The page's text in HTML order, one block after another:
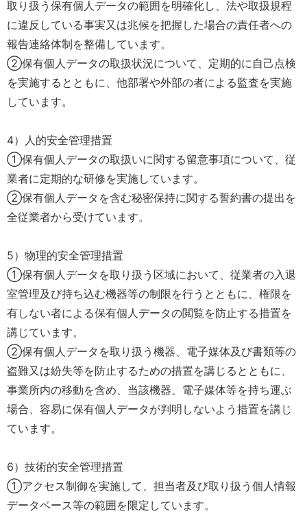
取り扱う保有個人データの範囲を明確化し、法や取扱規程
に違反している事実又は兆候を把握した場合の責任者への
報告連絡体制を整備しています。
②保有個人データの取扱状況について、定期的に自己点検
を実施するとともに、他部署や外部の者による監査を実施
しています。
4）人的安全管理措置
①保有個人データの取扱いに関する留意事項について、従
業者に定期的な研修を実施しています。
②保有個人データを含む秘密保持に関する誓約書の提出を
全従業者から受けています。
5）物理的安全管理措置
①保有個人データを取り扱う区域において、従業者の入退
室管理及び持ち込む機器等の制限を行うとともに、権限を
有しない者による保有個人データの閲覧を防止する措置を
講じています。
②保有個人データを取り扱う機器、電子媒体及び書類等の
盗難又は紛失等を防止するための措置を講じるとともに、
事業所内の移動を含め、当該機器、電子媒体等を持ち運ぶ
場合、容易に保有個人データが判明しないよう措置を講じ
ています。
6）技術的安全管理措置
①アクセス制御を実施して、担当者及び取り扱う個人情報
データベース等の範囲を限定しています。